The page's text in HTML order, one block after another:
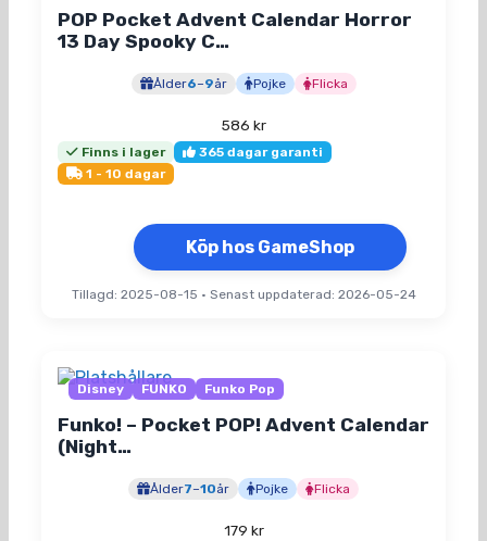
POP Pocket Advent Calendar Horror
13 Day Spooky C…
Ålder6–9år Pojke Flicka
586 kr
Finns i lager
365 dagar garanti
1 - 10 dagar
Köp hos GameShop
Tillagd: 2025-08-15 • Senast uppdaterad: 2026-05-24
Disney FUNKO Funko Pop
Funko! – Pocket POP! Advent Calendar
(Night…
Ålder7–10år Pojke Flicka
179 kr